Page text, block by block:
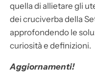
quella di allietare gli
dei cruciverba della
approfondendo le
curiosità e definizioni.
Aggiornamenti!